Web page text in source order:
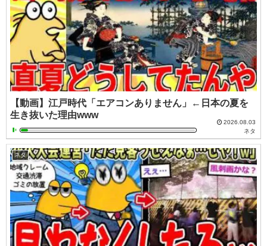
【動画】江戸時代「エアコンありません」←日本の夏を
生き抜いた理由www
2026.08.03
ネタ
ネタ